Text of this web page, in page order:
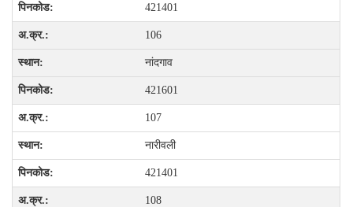
421401
106
नांदगाव
421601
107
नारीवली
421401
108